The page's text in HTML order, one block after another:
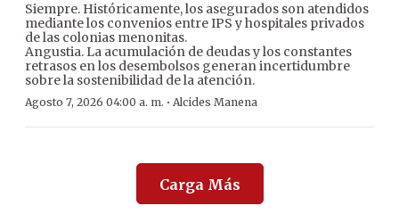
Siempre. Históricamente, los asegurados son atendidos
mediante los convenios entre IPS y hospitales privados
de las colonias menonitas.
Angustia. La acumulación de deudas y los constantes
retrasos en los desembolsos generan incertidumbre
sobre la sostenibilidad de la atención.
Agosto 7, 2026 04:00 a. m. · Alcides Manena
Carga Más